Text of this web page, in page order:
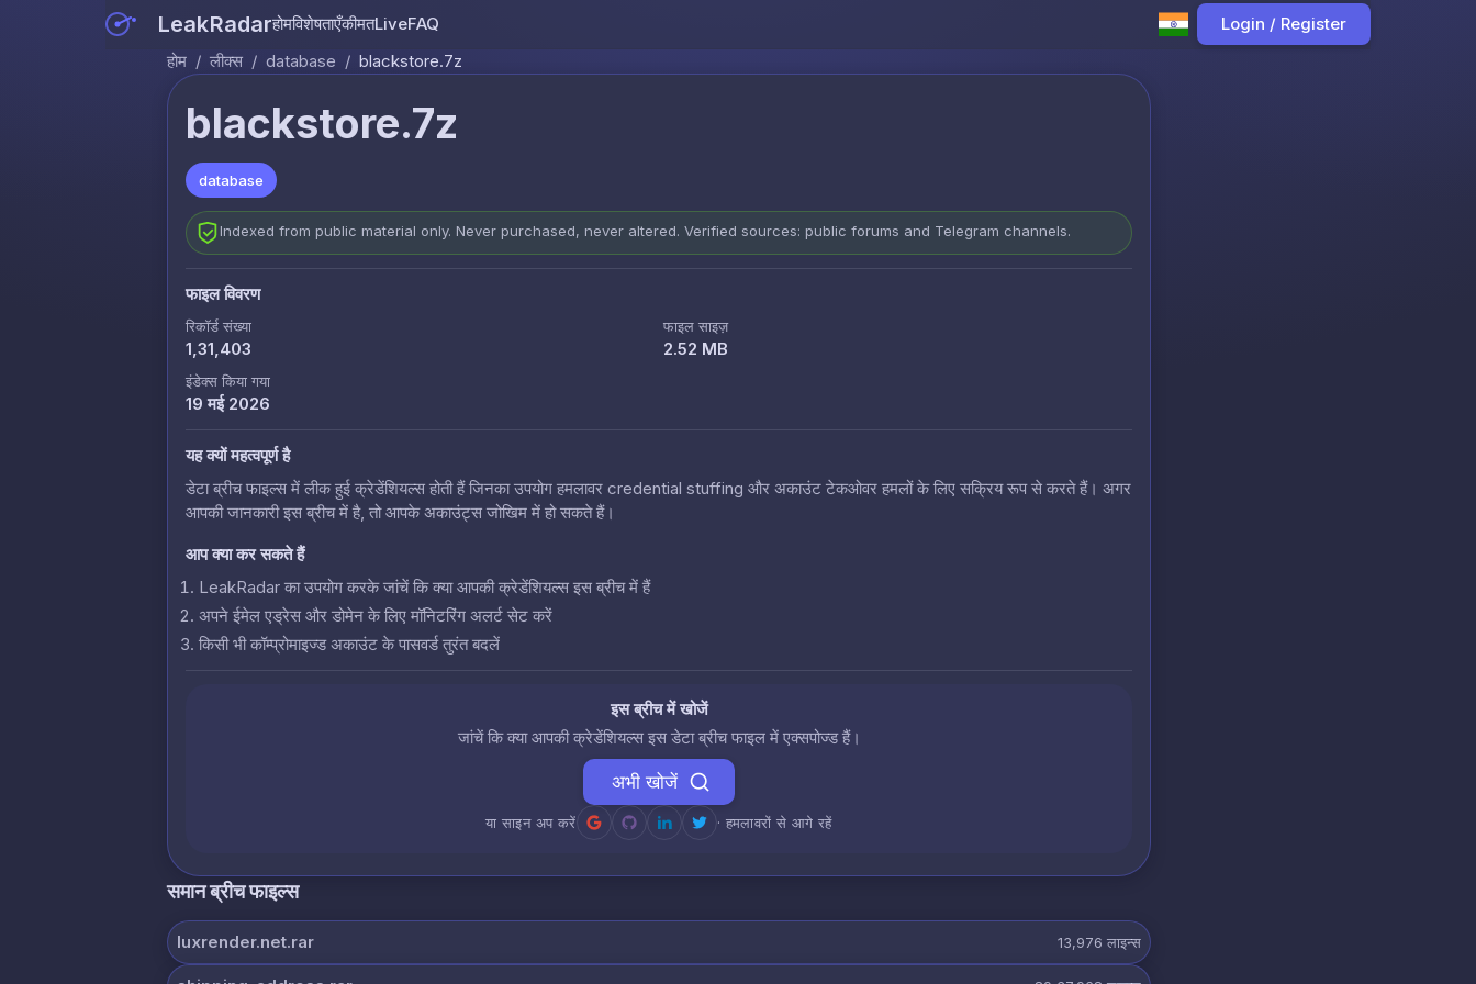
LeakRadarहोमविशेषताएँकीमतLiveFAQ
Login / Register
होम / लीक्स / database / blackstore.7z
blackstore.7z
database
Indexed from public material only. Never purchased, never altered. Verified sources: public forums and Telegram channels.
फाइल विवरण
रिकॉर्ड संख्या
1,31,403
फाइल साइज़
2.52 MB
इंडेक्स किया गया
19 मई 2026
यह क्यों महत्वपूर्ण है
डेटा ब्रीच फाइल्स में लीक हुई क्रेडेंशियल्स होती हैं जिनका उपयोग हमलावर credential stuffing और अकाउंट टेकओवर हमलों के लिए सक्रिय रूप से करते हैं। अगर
आपकी जानकारी इस ब्रीच में है, तो आपके अकाउंट्स जोखिम में हो सकते हैं।
आप क्या कर सकते हैं
LeakRadar का उपयोग करके जांचें कि क्या आपकी क्रेडेंशियल्स इस ब्रीच में हैं
अपने ईमेल एड्रेस और डोमेन के लिए मॉनिटरिंग अलर्ट सेट करें
किसी भी कॉम्प्रोमाइज्ड अकाउंट के पासवर्ड तुरंत बदलें
इस ब्रीच में खोजें
जांचें कि क्या आपकी क्रेडेंशियल्स इस डेटा ब्रीच फाइल में एक्सपोज्ड हैं।
अभी खोजें
या साइन अप करें · हमलावरों से आगे रहें
समान ब्रीच फाइल्स
luxrender.net.rar 13,976 लाइन्स